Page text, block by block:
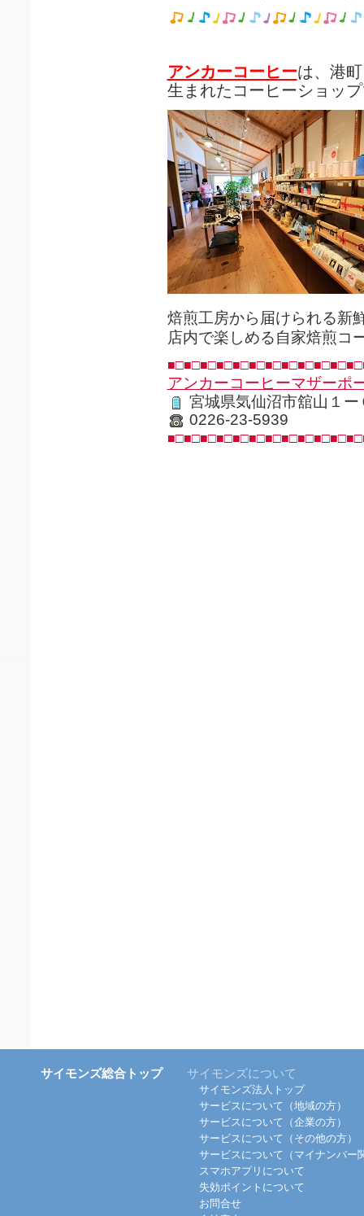
アンカーコーヒーは、港
生まれたコーヒーショッ
焙煎工房から届けられる新
店内で楽しめる自家焙煎コ
アンカーコーヒーマザーポ
宮城県気仙沼市舘山１ー
0226-23-5939
サイモンズ総合トップ サイモンズについて
サイモンズ法人トップ
サービスについて（地域の方）
サービスについて（企業の方）
サービスについて（その他の方）
サービスについて（マイナンバー
スマホアプリについて
失効ポイントについて
お問合せ